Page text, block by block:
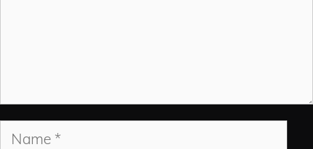
Name